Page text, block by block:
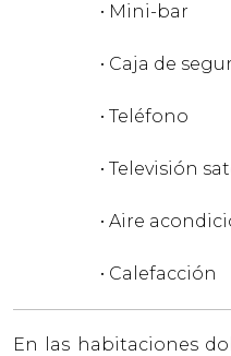
• Mini-bar
• Caja de
• Teléfono
• Televisión
• Aire
• Calefacción
En las habitaciones